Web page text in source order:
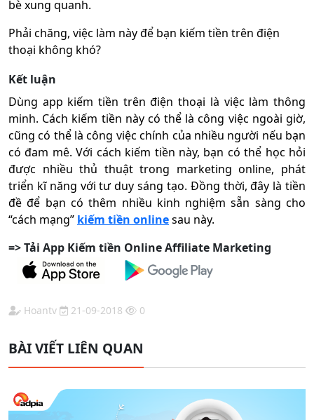
bè xung quanh.
Phải chăng, việc làm này để bạn kiếm tiền trên điện
thoại không khó?
Kết luận
Dùng app kiếm tiền trên điện thoại là việc làm thông
minh. Cách kiếm tiền này có thể là công việc ngoài giờ,
cũng có thể là công việc chính của nhiều người nếu bạn
có đam mê. Với cách kiếm tiền này, bạn có thể học hỏi
được nhiều thủ thuật trong marketing online, phát
triển kĩ năng với tư duy sáng tạo. Đồng thời, đây là tiền
đề để bạn có thêm nhiều kinh nghiệm sẵn sàng cho
“cách mạng” kiếm tiền onlinesau này.
=> Tải App Kiếm tiền Online Affiliate Marketing
Hoantv 21-09-2018 0
BÀI VIẾT LIÊN QUAN